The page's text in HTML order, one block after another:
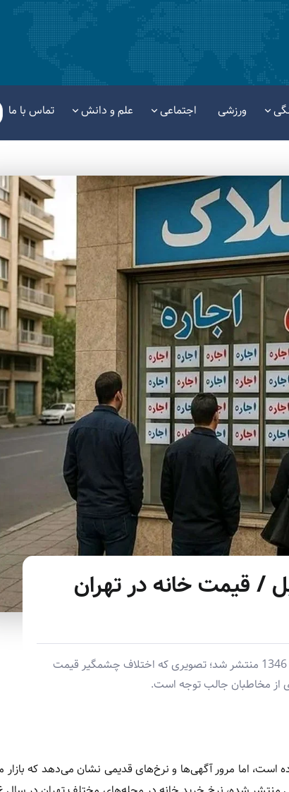
ورزشی اجتماعی علم و دانش تماس با ما
مسکن ۵۹ سال قبل / قیمت خانه در تهران
جدول تاریخی قیمت خانه در محله های مختلف تهران در سال 1346 منتشر شد؛ تصویری که اختلاف چشمگیر قیمت
از مخاطبان جالب توجه است.
اما مرور آگهی‌ها و نرخ‌های قدیمی نشان می‌دهد که بازار